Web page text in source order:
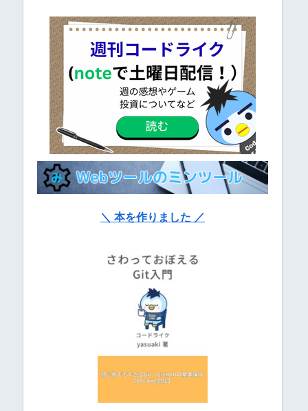
＼ 本を作りました ／